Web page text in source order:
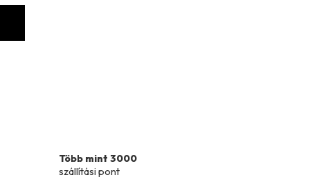
Több mint 3000
szállítási pont